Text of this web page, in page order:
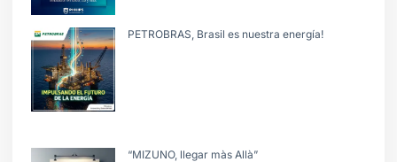
PETROBRAS, Brasil es nuestra energía!
“MIZUNO, llegar màs Allà”